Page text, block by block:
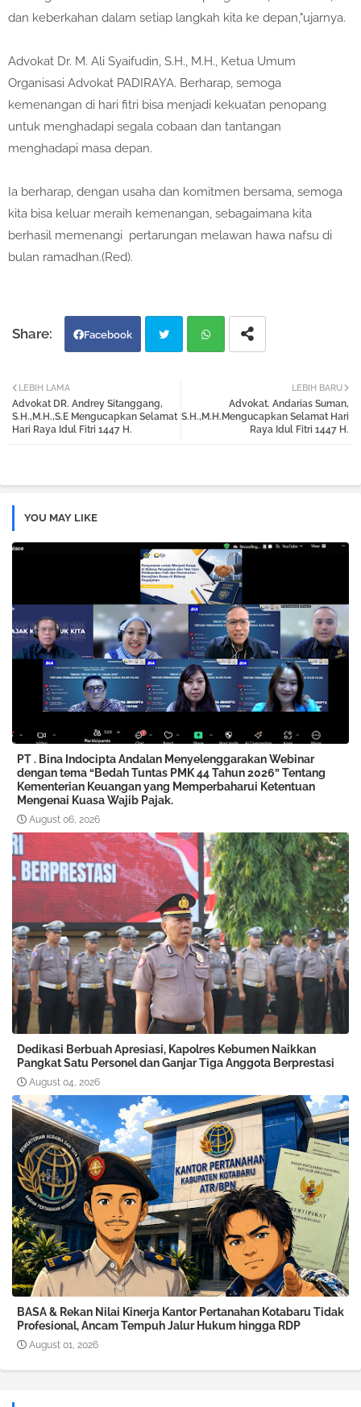
dan keberkahan dalam setiap langkah kita ke depan,"ujarnya.
Advokat Dr. M. Ali Syaifudin, S.H., M.H., Ketua Umum
Organisasi Advokat PADIRAYA. Berharap, semoga
kemenangan di hari fitri bisa menjadi kekuatan penopang
untuk menghadapi segala cobaan dan tantangan
menghadapi masa depan.
Ia berharap, dengan usaha dan komitmen bersama, semoga
kita bisa keluar meraih kemenangan, sebagaimana kita
berhasil memenangi pertarungan melawan hawa nafsu di
bulan ramadhan.(Red).
Facebook
tter
LEBIH BARU
Advokat. Andarias Suman,
S.H.,M.H.Mengucapkan Selamat Hari
Raya Idul Fitri 1447 H.
LEBIH LAMA
Advokat DR. Andrey Sitanggang,
S.H.,M.H.,S.E Mengucapkan Selamat
Hari Raya Idul Fitri 1447 H.
YOU MAY LIKE
PT . Bina Indocipta Andalan Menyelenggarakan Webinar
dengan tema “Bedah Tuntas PMK 44 Tahun 2026” Tentang
Kementerian Keuangan yang Memperbaharui Ketentuan
Mengenai Kuasa Wajib Pajak.
August 06, 2026
Dedikasi Berbuah Apresiasi, Kapolres Kebumen Naikkan
Pangkat Satu Personel dan Ganjar Tiga Anggota Berprestasi
August 04, 2026
BASA & Rekan Nilai Kinerja Kantor Pertanahan Kotabaru Tidak
Profesional, Ancam Tempuh Jalur Hukum hingga RDP
August 01, 2026